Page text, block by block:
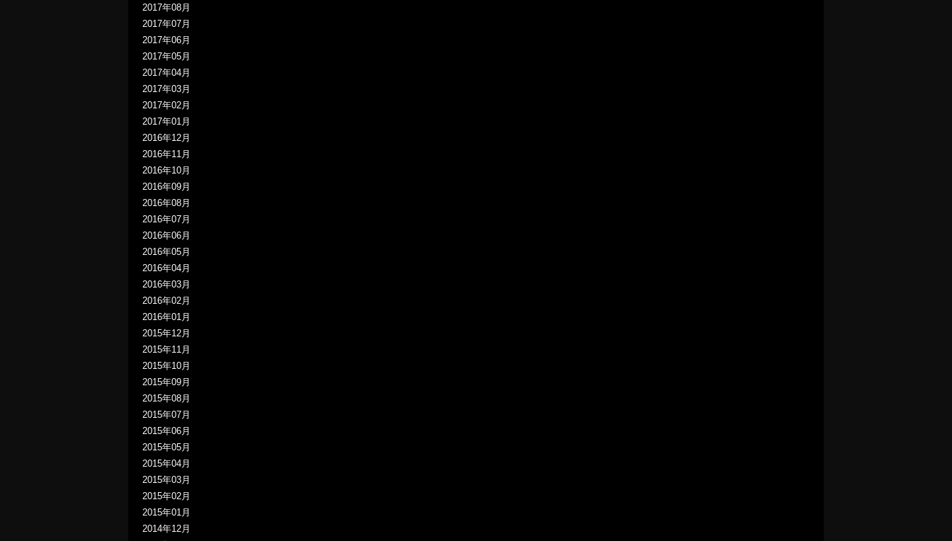
2017年08月
2017年07月
2017年06月
2017年05月
2017年04月
2017年03月
2017年02月
2017年01月
2016年12月
2016年11月
2016年10月
2016年09月
2016年08月
2016年07月
2016年06月
2016年05月
2016年04月
2016年03月
2016年02月
2016年01月
2015年12月
2015年11月
2015年10月
2015年09月
2015年08月
2015年07月
2015年06月
2015年05月
2015年04月
2015年03月
2015年02月
2015年01月
2014年12月